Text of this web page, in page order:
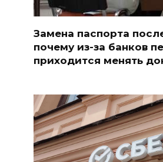
Замена паспорта
почему из-за банков
приходится менять